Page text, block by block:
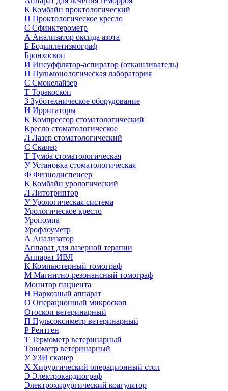
К Комбайн проктологический
П Проктологическое кресло
С Сфинктерометр
А Анализатор оксида азота
Б Бодиплетизмограф
Бронхоскоп
И Инсуффлятор-аспиратор (откашливатель)
П Пульмонологическая лаборатория
С Смокелайзер
Т Торакоскоп
З Зуботехническое оборудование
И Ирригаторы
К Компрессор стоматологический
Кресло стоматологическое
Л Лазер стоматологический
С Скалер
Т Тумба стоматологическая
УУстановка стоматологическая
Ф Физиодиспенсер
К Комбайн урологический
Л Литотриптор
УУрологическая система
Урологическое кресло
Уропомпа
Урофлоуметр
А Анализатор
Аппарат для лазерной терапии
Аппарат ИВЛ
К Компьютерный томограф
М Магнитно-резонансный томограф
Монитор пациента
Н Наркозный аппарат
О Операционный микроскоп
Отоскоп ветеринарный
П Пульсоксиметр ветеринарный
Р Рентген
Т Термометр ветеринарный
Тонометр ветеринарный
УУЗИ сканер
Х Хирургический операционный стол
Э Электрокардиограф
Электрохирургический коагулятор